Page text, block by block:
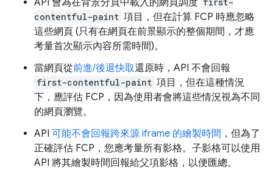
API 會為在背景分頁中載入的網頁調度 first-
contentful-paint 項目，但在計算 FCP 時應忽略
這些網頁 (只有在網頁在前景顯示的整個期間，才應
考量首次顯示內容所需時間)。
當網頁從前進/後退快取還原時，API 不會回報
first-contentful-paint 項目，但在這種情況
下，應評估 FCP，因為使用者會將這些情況視為不同
的網頁瀏覽。
API 可能不會回報跨來源 iframe 的繪製時間 ，但為了
正確評估 FCP，您應考量所有影格。子影格可以使用
API 將其繪製時間回報給父項影格，以便匯總。